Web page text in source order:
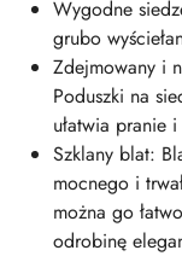
Wygodne
grubo
Zdejmowany i
Poduszki na
ułatwia pranie
Szklany blat:
mocnego i
można go
odrobinę